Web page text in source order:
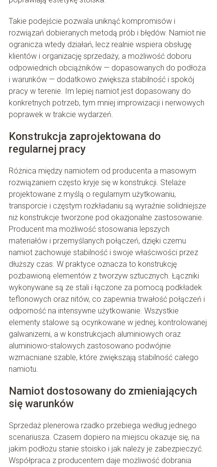
Takie podejście pozwala uniknąć kompromisów i
rozwiązań dobieranych metodą prób i błędów. Namiot nie
ogranicza wtedy działań, lecz realnie wspiera obsługę
klientów i organizację sprzedaży, a możliwość doboru
odpowiednich obciążników — dopasowanych do podłoża
i warunków — dodatkowo zwiększa stabilność i spokój
pracy w terenie. Im lepiej namiot jest dopasowany do
konkretnych potrzeb, tym mniej improwizacji i nerwowych
poprawek w trakcie wydarzeń.
Konstrukcja zaprojektowana do
regularnej pracy
Różnica między namiotem od producenta a masowym
rozwiązaniem często kryje się w konstrukcji. Stelaże
projektowane z myślą o regularnym użytkowaniu,
transporcie i częstym rozkładaniu są wyraźnie solidniejsze
niż konstrukcje tworzone pod okazjonalne zastosowanie.
Producent ma możliwość stosowania lepszych
materiałów i przemyślanych połączeń, dzięki czemu
namiot zachowuje stabilność i swoje właściwości przez
dłuższy czas. W praktyce oznacza to konstrukcję
pozbawioną elementów z tworzyw sztucznych. Łączniki
wykonywane są ze stali i łączone za pomocą podkładek
teflonowych oraz nitów, co zapewnia trwałość połączeń i
odporność na intensywne użytkowanie. Wszystkie
elementy stalowe są ocynkowane w jednej, kontrolowanej
galwanizerni, a w konstrukcjach aluminiowych oraz
aluminiowo-stalowych zastosowano podwójnie
wzmacniane szable, które zwiększają stabilność całego
namiotu.
Namiot dostosowany do zmieniających
się warunków
Sprzedaż plenerowa rzadko przebiega według jednego
scenariusza. Czasem dopiero na miejscu okazuje się, na
jakim podłożu stanie stoisko i jak należy je zabezpieczyć.
Współpraca z producentem daje możliwość dobrania